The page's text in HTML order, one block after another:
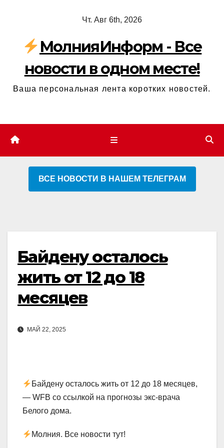
содержимому
Чт. Авг 6th, 2026
МолнияИнформ - Все
новости в одном месте!
Ваша персональная лента коротких новостей.
ВСЕ НОВОСТИ В НАШЕМ ТЕЛЕГРАМ
Байдену осталось
жить от 12 до 18
месяцев
МАЙ 22, 2025
Байдену осталось жить от 12 до 18 месяцев,
— WFB со ссылкой на прогнозы экс-врача
Белого дома.
Молния. Все новости тут!